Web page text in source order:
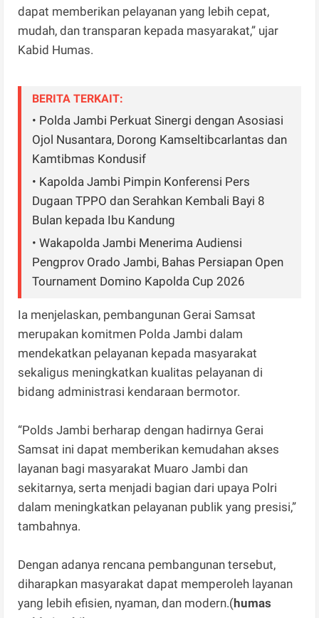
dapat memberikan pelayanan yang lebih cepat,
mudah, dan transparan kepada masyarakat,” ujar
Kabid Humas.
BERITA TERKAIT:
• Polda Jambi Perkuat Sinergi dengan Asosiasi
Ojol Nusantara, Dorong Kamseltibcarlantas dan
Kamtibmas Kondusif
• Kapolda Jambi Pimpin Konferensi Pers
Dugaan TPPO dan Serahkan Kembali Bayi 8
Bulan kepada Ibu Kandung
• Wakapolda Jambi Menerima Audiensi
Pengprov Orado Jambi, Bahas Persiapan Open
Tournament Domino Kapolda Cup 2026
Ia menjelaskan, pembangunan Gerai Samsat
merupakan komitmen Polda Jambi dalam
mendekatkan pelayanan kepada masyarakat
sekaligus meningkatkan kualitas pelayanan di
bidang administrasi kendaraan bermotor.
“Polds Jambi berharap dengan hadirnya Gerai
Samsat ini dapat memberikan kemudahan akses
layanan bagi masyarakat Muaro Jambi dan
sekitarnya, serta menjadi bagian dari upaya Polri
dalam meningkatkan pelayanan publik yang presisi,”
tambahnya.
Dengan adanya rencana pembangunan tersebut,
diharapkan masyarakat dapat memperoleh layanan
yang lebih efisien, nyaman, dan modern.(humas